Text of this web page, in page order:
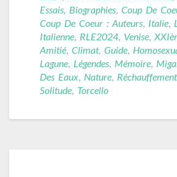
Essais, Biographies, Coup De
Coup De Coeur : Auteurs, Italie,
Italienne, RLE2024, Venise,
Amitié, Climat, Guide,
Lagune, Légendes, Mémoire,
Des Eaux, Nature,
Solitude, Torcello